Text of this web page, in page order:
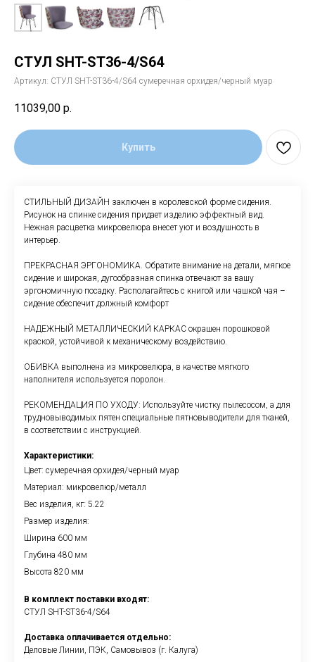
СТУЛ SHT-ST36-4/S64
Артикул: СТУЛ SHT-ST36-4/S64 сумеречная орхидея/черный муар
11039,00 р.
Купить
СТИЛЬНЫЙ ДИЗАЙН заключен в королевской форме сидения.
Рисунок на спинке сидения придает изделию эффектный вид.
Нежная расцветка микровелюра внесет уют и воздушность в
интерьер.
ПРЕКРАСНАЯ ЭРГОНОМИКА. Обратите внимание на детали, мягкое
сидение и широкая, дугообразная спинка отвечают за вашу
эргономичную посадку. Располагайтесь с книгой или чашкой чая –
сидение обеспечит должный комфорт
НАДЕЖНЫЙ МЕТАЛЛИЧЕСКИЙ КАРКАС окрашен порошковой
краской, устойчивой к механическому воздействию.
ОБИВКА выполнена из микровелюра, в качестве мягкого
наполнителя используется поролон.
РЕКОМЕНДАЦИЯ ПО УХОДУ: Используйте чистку пылесосом, а для
трудновыводимых пятен специальные пятновыводители для тканей,
в соответствии с инструкцией.
Характеристики:
Цвет: сумеречная орхидея/черный муар
Материал: микровелюр/металл
Вес изделия, кг: 5.22
Размер изделия:
Ширина 600 мм
Глубина 480 мм
Высота 820 мм
В комплект поставки входят:
СТУЛ SHT-ST36-4/S64
Доставка оплачивается отдельно:
Деловые Линии, ПЭК, Самовывоз (г. Калуга)